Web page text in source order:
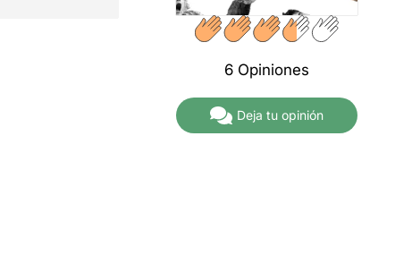
6 Opiniones
Deja tu opinión